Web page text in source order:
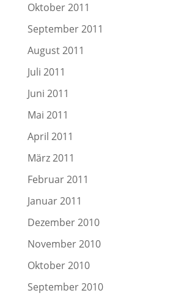
Oktober 2011
September 2011
August 2011
Juli 2011
Juni 2011
Mai 2011
April 2011
März 2011
Februar 2011
Januar 2011
Dezember 2010
November 2010
Oktober 2010
September 2010